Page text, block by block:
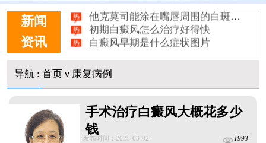
新闻
资讯
他克莫司能涂在嘴唇周围的白斑上吗
初期白癜风怎么治疗好得快
白癜风早期是什么症状图片
白癜风做植皮手术多久能恢复原样
青核桃皮擦白癜风白斑的正确方法
早期白癜风治疗有没有快速见效的方法
导航: 首页ν 康复病例
手术治疗白癜风大概花多少
钱
发布时间：2025-03-02 1993